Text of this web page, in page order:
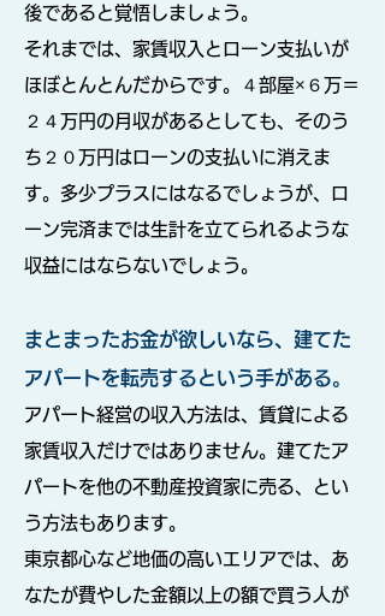
後であると覚悟しましょう。
それまでは、家賃収入とローン支払いが
ほぼとんとんだからです。４部屋×６万＝
２４万円の月収があるとしても、そのう
ち２０万円はローンの支払いに消えま
す。多少プラスにはなるでしょうが、ロ
ーン完済までは生計を立てられるような
収益にはならないでしょう。
まとまったお金が欲しいなら、建てた
アパートを転売するという手がある。
アパート経営の収入方法は、賃貸による
家賃収入だけではありません。建てたア
パートを他の不動産投資家に売る、とい
う方法もあります。
東京都心など地価の高いエリアでは、あ
なたが費やした金額以上の額で買う人が